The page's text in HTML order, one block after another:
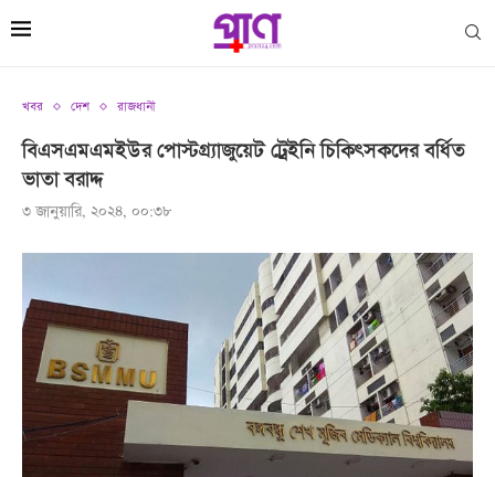
খবর দেশ রাজধানী
বিএসএমএমইউর পোস্টগ্র্যাজুয়েট ট্রেইনি চিকিৎসকদের বর্ধিত
ভাতা বরাদ্দ
৩ জানুয়ারি, ২০২৪, ০০:৩৮